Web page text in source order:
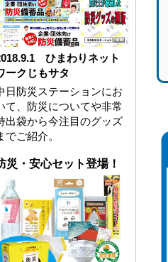
ひまわりネット
ークじもサタ
日防災ステーションにお
て、防災についてや非常
出袋から今注目のグッズ
でご紹介。
災・安心セット登場！